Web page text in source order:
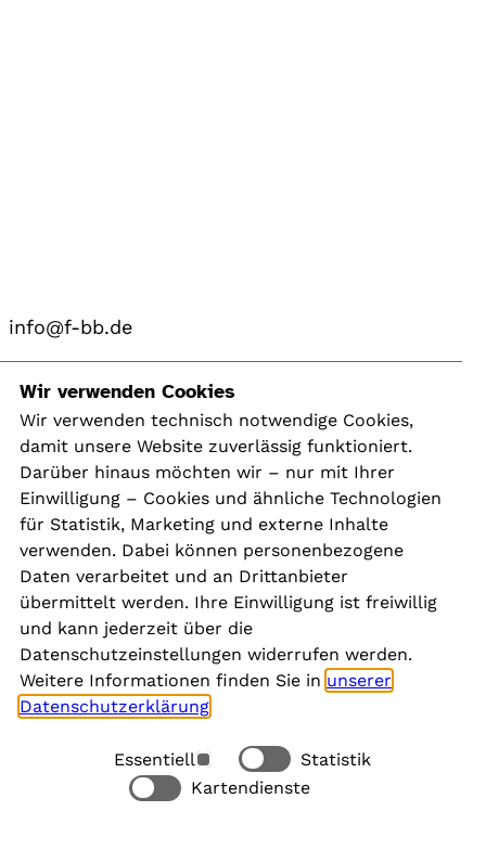
info@f-bb.de
Navigation
Kontakt
Presse
Aktuelles
Karriere
Newsletter
Social Media
Rechtliches
Wir verwenden Cookies
Wir verwenden technisch notwendige Cookies,
damit unsere Website zuverlässig funktioniert.
Darüber hinaus möchten wir – nur mit Ihrer
Einwilligung – Cookies und ähnliche Technologien
für Statistik, Marketing und externe Inhalte
verwenden. Dabei können personenbezogene
Daten verarbeitet und an Drittanbieter
übermittelt werden. Ihre Einwilligung ist freiwillig
und kann jederzeit über die
Datenschutzeinstellungen widerrufen werden.
Weitere Informationen finden Sie in unserer
Datenschutzerklärung
Essentiell
Statistik
Kartendienste